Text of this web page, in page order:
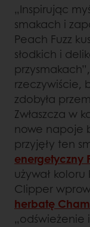
„Inspirując
smakach i
Peach Fuzz
słodkich i
rzeczywiście,
zdobyła
Zwłaszcza w
nowe napoje
przyjęły ten
energetyczny
używał
Clipper
herbatę
„odświeżenie